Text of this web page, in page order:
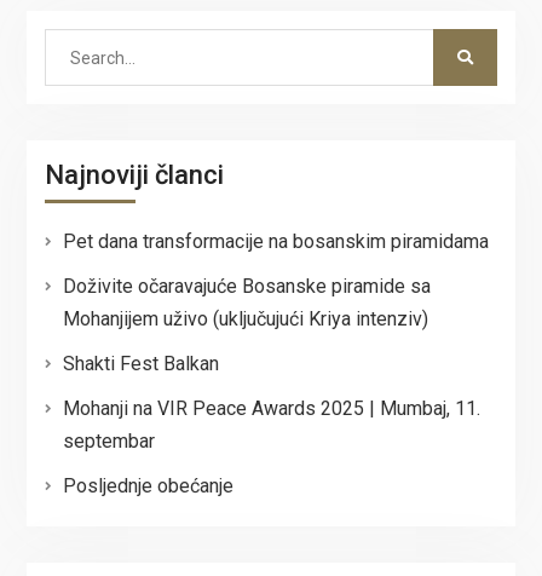
Najnoviji članci
Pet dana transformacije na bosanskim piramidama
Doživite očaravajuće Bosanske piramide sa
Mohanjijem uživo (uključujući Kriya intenziv)
Shakti Fest Balkan
Mohanji na VIR Peace Awards 2025 | Mumbaj, 11.
septembar
Posljednje obećanje